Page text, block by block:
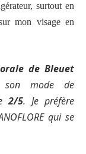
surtout en
mon visage en
de Bleuet
mode de
2/5. Je préfère
qui se